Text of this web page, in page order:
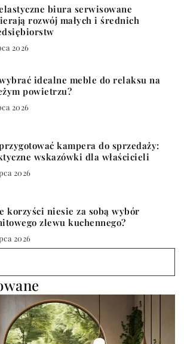
biura serwisowane
rozwój małych i średnich
2026
idealne meble do relaksu na
powietrzu?
2026
kampera do sprzedaży:
wskazówki dla właścicieli
2026
korzyści niesie za sobą wybór
zlewu kuchennego?
2026